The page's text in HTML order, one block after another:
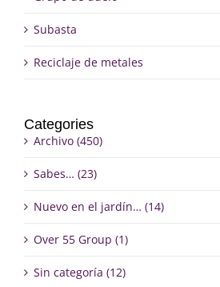
Subasta
Reciclaje de metales
Categories
Archivo (450)
Sabes… (23)
Nuevo en el jardín… (14)
Over 55 Group (1)
Sin categoría (12)